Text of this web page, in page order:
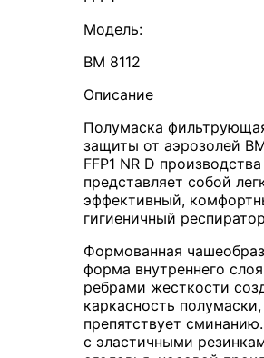
Модель:
ВМ 8112
Описание
Полумаска
защиты от аэрозолей
FFP1 NR D
представляет собой
эффективный,
гигиеничный
Формованная
форма внутреннего
ребрами жесткости
каркасность полумаски,
препятствует
с эластичными